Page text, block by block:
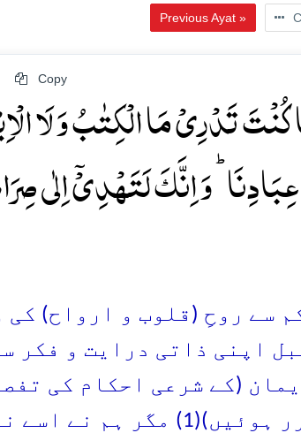
Previous Ayat »
Copy
تَدۡرِیۡ مَا الۡکِتٰبُ وَ لَا
وَ اِنَّکَ لَتَہۡدِیۡۤ اِلٰی
سے روحِ (قلوب و ارواح) کی
اپنی ذاتی درایت و فکر
(کے شرعی احکام کی
ہی جانتے تھے جو بعد میں نازل اور مقرر ہوئیں)(1)